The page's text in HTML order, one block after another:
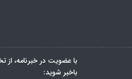
با عضویت در خبرنامه،
باخبر شوید: